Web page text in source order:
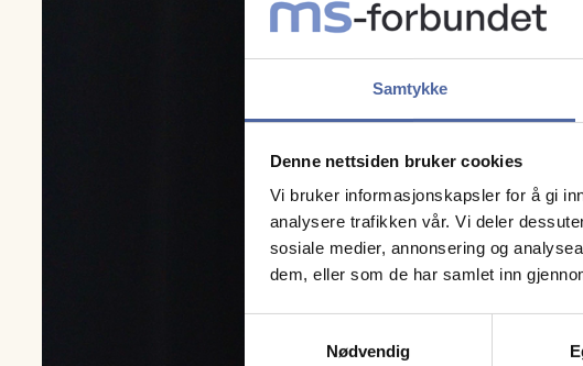
Samtykke
Denne nettsiden bruker cookies
Vi bruker informasjonskapsler for å gi
analysere trafikken vår. Vi deler
sosiale medier, annonsering og
dem, eller som de har samlet inn
Nødvendig